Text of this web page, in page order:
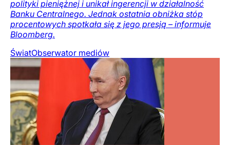
polityki pieniężnej i unikał ingerencji w działalność
Banku Centralnego. Jednak ostatnia obniżka stóp
procentowych spotkała się z jego presją – informuje
Bloomberg.
ŚwiatObserwator mediów